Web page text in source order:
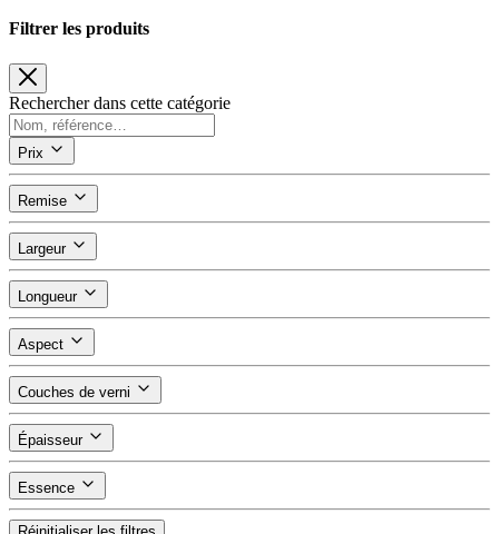
Filtrer les produits
Rechercher dans cette catégorie
Prix
Remise
Largeur
Longueur
Aspect
Couches de verni
Épaisseur
Essence